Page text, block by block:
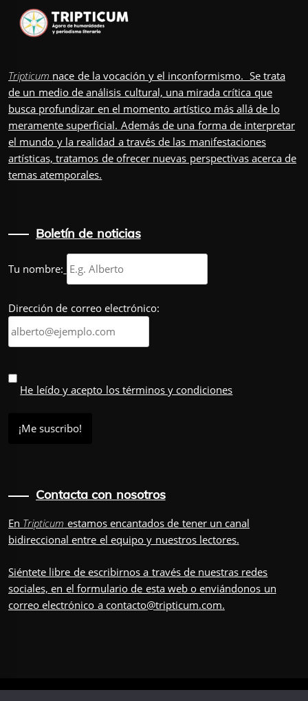
Tripticum nace de la vocación y el inconformismo. Se trata
de un medio de análisis cultural, una mirada crítica que
busca profundizar en el momento artístico más allá de lo
meramente superficial. Además de una forma de interpretar
el mundo y la realidad a través de las manifestaciones
artísticas, tratamos de ofrecer nuevas perspectivas acerca de
temas atemporales.
Boletín de noticias
Tu nombre:
Dirección de correo electrónico:
He leído y acepto los términos y condiciones
Contacta con nosotros
En Tripticum estamos encantados de tener un canal
bidireccional entre el equipo y nuestros lectores.
Siéntete libre de escribirnos a través de nuestras redes
sociales, en el formulariode esta web o enviándonos un
correo electrónico a contacto@tripticum.com.